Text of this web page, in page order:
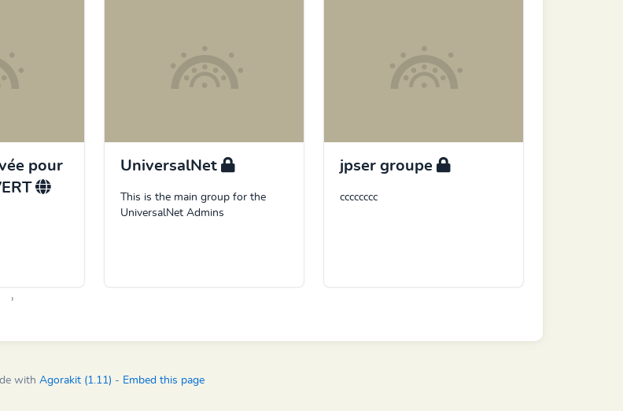
pour
UniversalNet
This is the main group for the
UniversalNet Admins
jpser groupe
cccccccc
›
with Agorakit (1.11) - Embed this page